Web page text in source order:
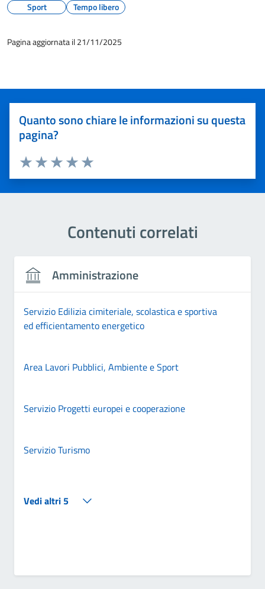
Sport Tempo libero
Pagina aggiornata il 21/11/2025
Quanto sono chiare le informazioni su questa
pagina?
Valuta 5 stelle su 5
Valuta 4 stelle su 5
Valuta 3 stelle su 5
Valuta 2 stelle su 5
Valuta 1 stelle su 5
Contenuti correlati
Amministrazione
Servizio Edilizia cimiteriale, scolastica e sportiva
ed efficientamento energetico
Area Lavori Pubblici, Ambiente e Sport
Servizio Progetti europei e cooperazione
Servizio Turismo
Vedi altri 5